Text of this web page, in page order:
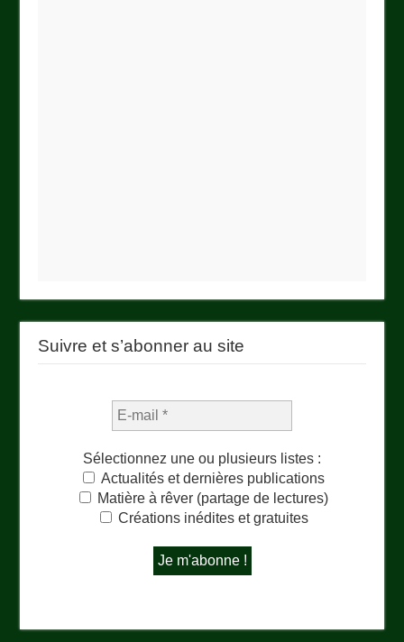
Suivre et s’abonner au site
Sélectionnez une ou plusieurs listes :
Actualités et dernières publications
Matière à rêver (partage de lectures)
Créations inédites et gratuites